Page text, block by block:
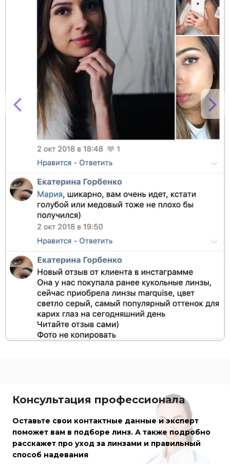
Консультация профессионала
Оставьте свои контактные данные и эксперт
поможет вам в подборе линз. А также подробно
расскажет про уход за линзами и правильный
способ надевания